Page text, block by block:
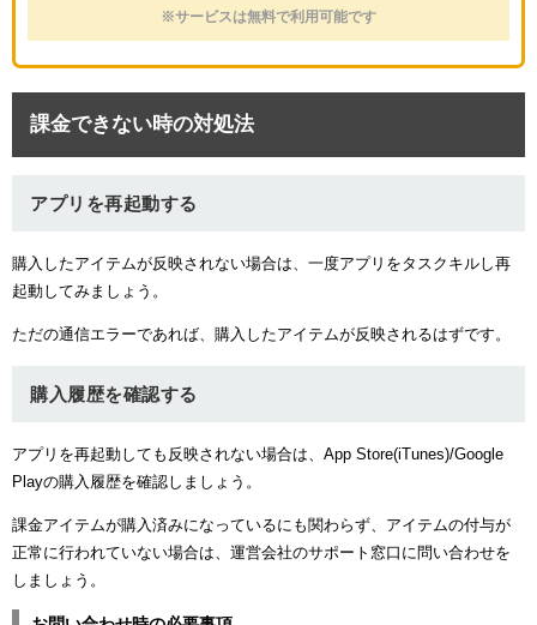
※サービスは無料で利用可能です
課金できない時の対処法
アプリを再起動する
購入したアイテムが反映されない場合は、一度アプリをタスクキルし再
起動してみましょう。
ただの通信エラーであれば、購入したアイテムが反映されるはずです。
購入履歴を確認する
アプリを再起動しても反映されない場合は、App Store(iTunes)/Google
Playの購入履歴を確認しましょう。
課金アイテムが購入済みになっているにも関わらず、アイテムの付与が
正常に行われていない場合は、運営会社のサポート窓口に問い合わせを
しましょう。